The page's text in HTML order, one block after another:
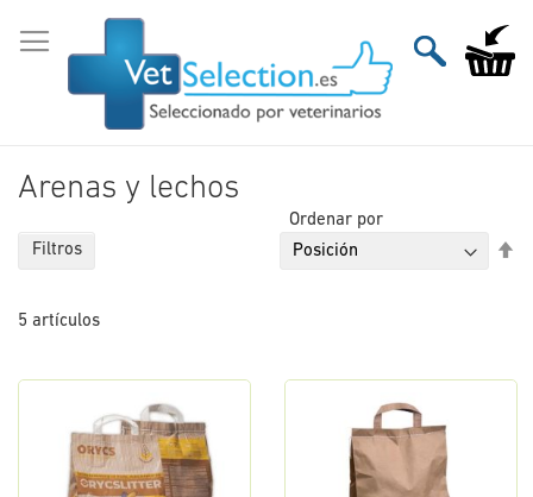
al
contenido
Mi
Arenas y lechos
5 artículos
Ordenar por
Filtros